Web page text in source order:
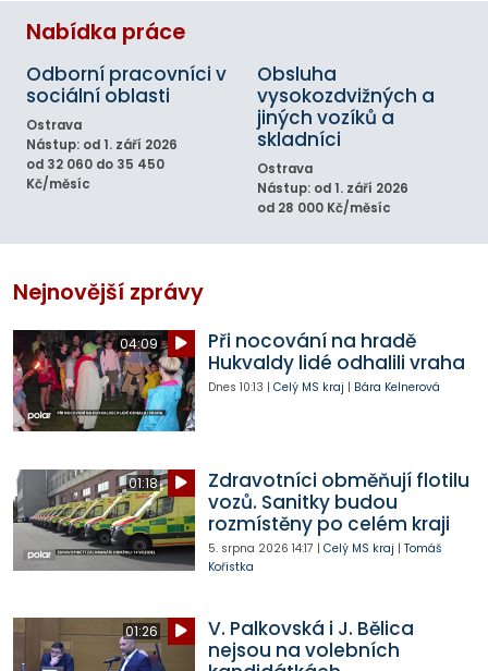
Nabídka práce
Odborní pracovníci v
sociální oblasti
Ostrava
Nástup: od 1. září 2026
od 32 060 do 35 450
Kč/měsíc
Obsluha
vysokozdvižných a
jiných vozíků a
skladníci
Ostrava
Nástup: od 1. září 2026
od 28 000 Kč/měsíc
Nejnovější zprávy
04:09
Při nocování na hradě
Hukvaldy lidé odhalili vraha
Dnes 10:13 | Celý MS kraj | Bára Kelnerová
01:18
Zdravotníci obměňují flotilu
vozů. Sanitky budou
rozmístěny po celém kraji
5. srpna 2026 14:17 | Celý MS kraj | Tomáš
Kořistka
01:26
V. Palkovská i J. Bělica
nejsou na volebních